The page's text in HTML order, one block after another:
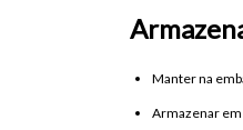
Manter na
Armazenar